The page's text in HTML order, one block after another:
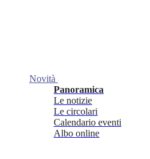
Novità
Panoramica
Le notizie
Le circolari
Calendario eventi
Albo online